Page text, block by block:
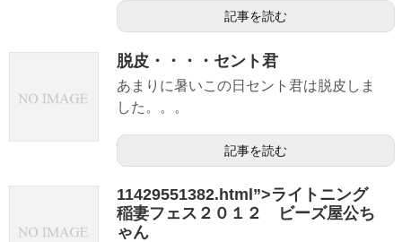
記事を読む
脱皮・・・・セント君
あまりに暑いこの日セント君は脱皮しま
した。。。
記事を読む
11429551382.html”>ライトニング
稲妻フェス２０１２ ビーズ屋公ち
ゃん